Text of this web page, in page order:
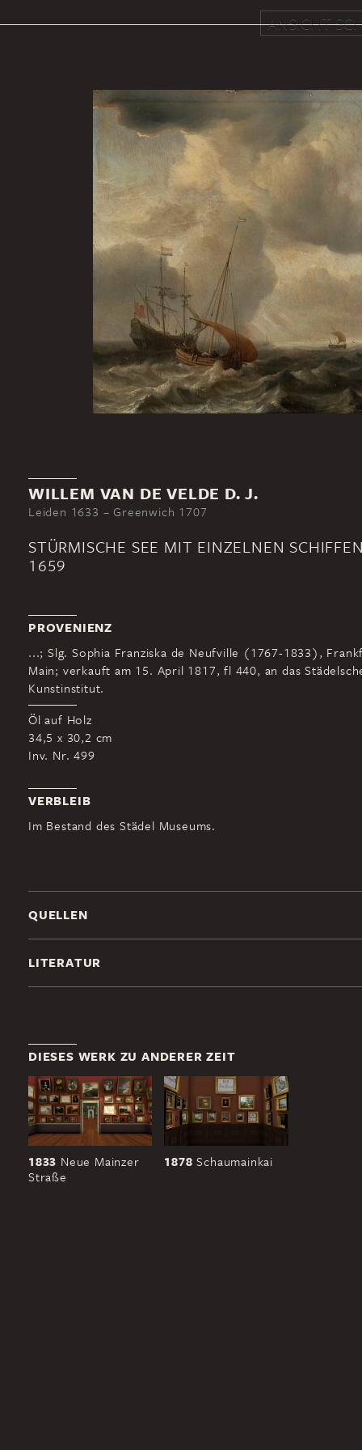
ANSICHT
WILLEM VAN DE VELDE D. J.
Leiden 1633 – Greenwich 1707
STÜRMISCHE SEE MIT EINZELNEN
1659
PROVENIENZ
...; Slg. Sophia Franziska de Neufville (1767-1833),
Main; verkauft am 15. April 1817, fl 440, an das
Kunstinstitut.
Öl auf Holz
34,5 x 30,2 cm
Inv. Nr. 499
VERBLEIB
Im Bestand des Städel Museums.
QUELLEN
LITERATUR
DIESES WERK ZU ANDERER ZEIT
1833 Neue Mainzer
Straße
1878 Schaumainkai